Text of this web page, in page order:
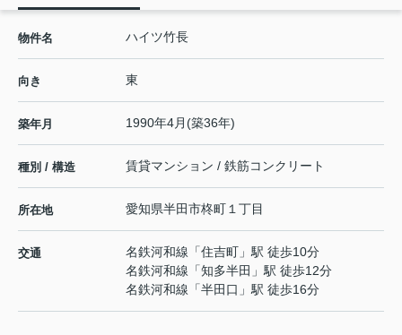
物件名 ハイツ竹長
向き 東
築年月 1990年4月(築36年)
種別 / 構造 賃貸マンション / 鉄筋コンクリート
所在地 愛知県半田市柊町 １丁目
交通 名鉄河和線 「住吉町 」駅 徒歩10分
名鉄河和線 「知多半田 」駅 徒歩12分
名鉄河和線 「半田口 」駅 徒歩16分